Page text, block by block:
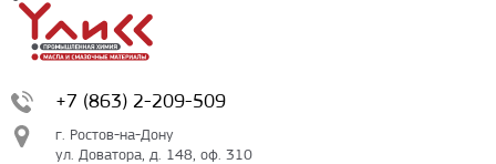
+7 (863) 2-209-509
г. Ростов-на-Дону
ул. Доватора, д. 148, оф. 310